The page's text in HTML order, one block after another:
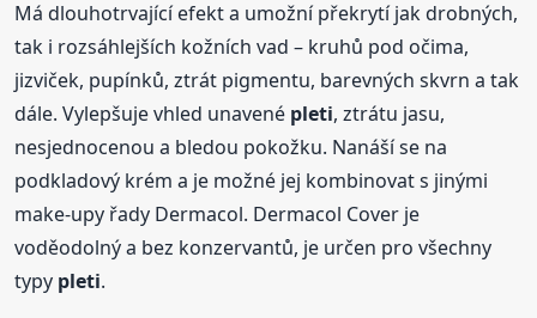
Má dlouhotrvající efekt a umožní překrytí jak drobných,
tak i rozsáhlejších kožních vad – kruhů pod očima,
jizviček, pupínků, ztrát pigmentu, barevných skvrn a tak
dále. Vylepšuje vhled unavené pleti, ztrátu jasu,
nesjednocenou a bledou pokožku. Nanáší se na
podkladový krém a je možné jej kombinovat s jinými
make-upy řady Dermacol. Dermacol Cover je
voděodolný a bez konzervantů, je určen pro všechny
typy pleti.